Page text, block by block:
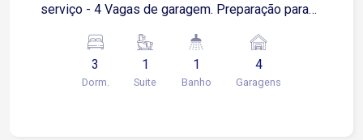
serviço - 4 Vagas de garagem. Preparação para
Infraestrutura do Condomínio: Área kids Salão de
festas Sala de jogos Piscina Lago para pesca
Quadras esportivas Portaria 24 horas
3
Dorm.
1
Suite
1
Banho
4
Garagens